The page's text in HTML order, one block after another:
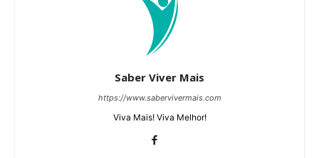
Saber Viver Mais
https://www.sabervivermais.com
Viva Mais! Viva Melhor!